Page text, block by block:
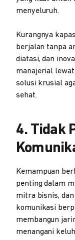
menyeluruh.
Kurangnya
berjalan tanpa
diatasi, dan
manajerial
solusi krusial
sehat.
4. Tidak
Kemampuan
penting dalam
mitra bisnis,
komunikasi
membangun
menangani